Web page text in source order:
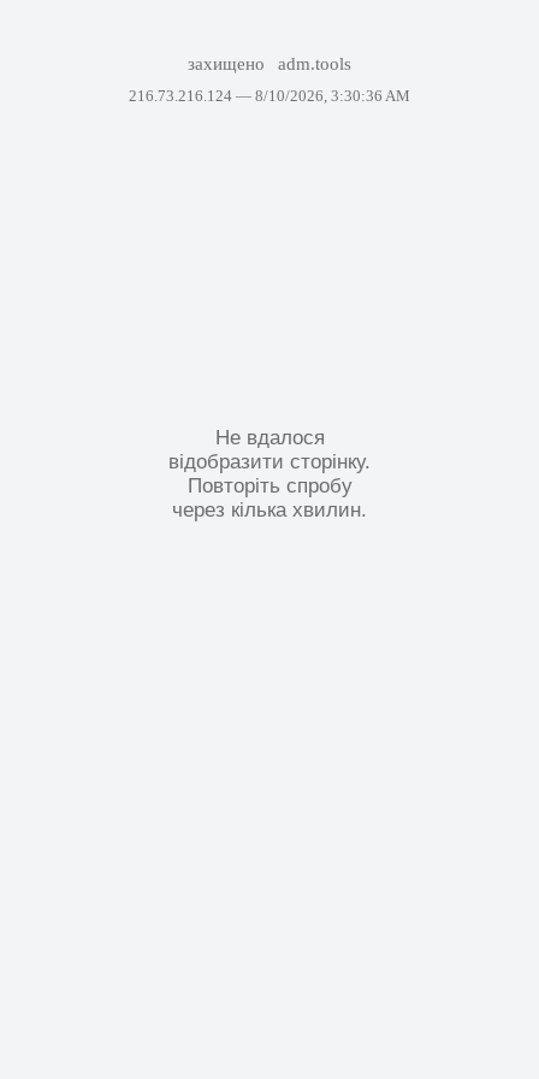
захищено adm.tools
216.73.216.124 — 8/10/2026, 3:30:36 AM
Не вдалося
відобразити сторінку.
Повторіть спробу
через кілька хвилин.